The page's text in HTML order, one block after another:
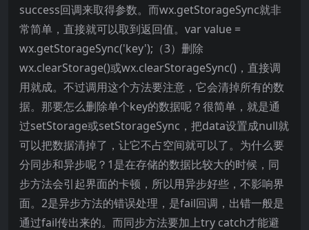
success回调来取得参数。而wx.getStorageSync就非
常简单，直接就可以取到返回值。var value =
wx.getStorageSync('key');（3）删除
wx.clearStorage()或wx.clearStorageSync()，直接调
用就成。不过调用这个方法要注意，它会清掉所有的数
据。那要怎么删除单个key的数据呢？很简单，就是通
过setStorage或setStorageSync，把data设置成null就
可以把数据清掉了，让它不占空间就可以了。为什么要
分同步和异步呢？1是在存储的数据比较大的时候，同
步方法会引起界面的卡顿，所以用异步好些，不影响界
面。2是异步方法的错误处理，是fail回调，出错一般是
通过fail传出来的。而同步方法要加上try catch才能避